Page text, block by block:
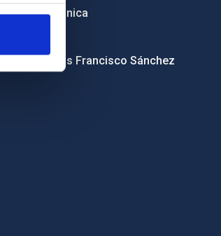
Sede electrónica
Condolencias Francisco Sánchez